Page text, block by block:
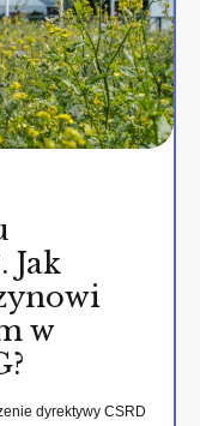
Jak
w
dyrektywy CSRD